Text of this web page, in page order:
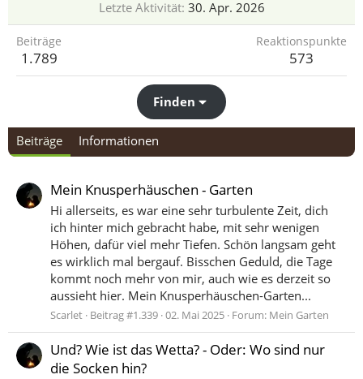
Letzte Aktivität 30. Apr. 2026
Beiträge
1.789
Reaktionspunkte
573
Finden
Beiträge Informationen
Mein Knusperhäuschen - Garten
Hi allerseits, es war eine sehr turbulente Zeit, dich
ich hinter mich gebracht habe, mit sehr wenigen
Höhen, dafür viel mehr Tiefen. Schön langsam geht
es wirklich mal bergauf. Bisschen Geduld, die Tage
kommt noch mehr von mir, auch wie es derzeit so
aussieht hier. Mein Knusperhäuschen-Garten...
Scarlet Beitrag #1.339 02. Mai 2025 Forum: Mein Garten
Und? Wie ist das Wetta? - Oder: Wo sind nur
die Socken hin?